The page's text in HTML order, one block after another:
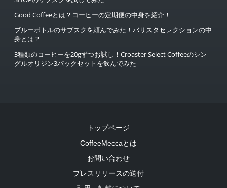
Good Coffeeとは？コーヒーの定期便の中身を紹介！
ブルーボトルのサブスクを頼んでみた！バリスタセレクションの中
身とは？
3種類のコーヒーを20gずつお試し！Croaster Select Coffeeのシン
グルオリジン3パックセットを飲んでみた
トップページ
CoffeeMeccaとは
お問い合わせ
プレスリリースの送付